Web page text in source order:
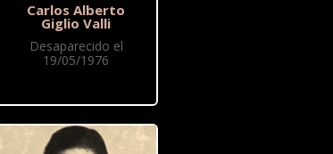
Carlos Alberto
Giglio Valli
Desaparecido el
19/05/1976